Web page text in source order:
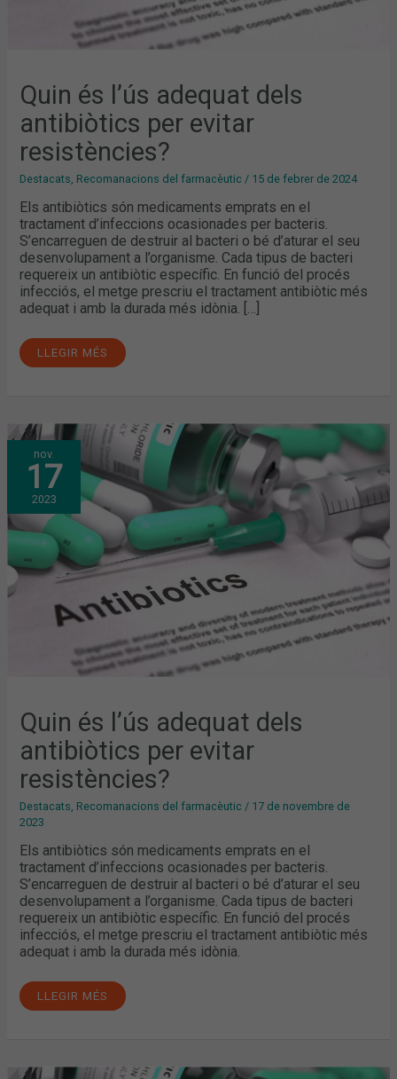
Quin és l’ús adequat dels
antibiòtics per evitar
resistències?
Destacats, Recomanacions del farmacèutic / 15 de febrer de 2024
Els antibiòtics són medicaments emprats en el
tractament d’infeccions ocasionades per bacteris.
S’encarreguen de destruir al bacteri o bé d’aturar el seu
desenvolupament a l’organisme. Cada tipus de bacteri
requereix un antibiòtic específic. En funció del procés
infecciós, el metge prescriu el tractament antibiòtic més
adequat i amb la durada més idònia. […]
LLEGIR MÉS
nov.
17
2023
Quin és l’ús adequat dels
antibiòtics per evitar
resistències?
Destacats, Recomanacions del farmacèutic / 17 de novembre de
2023
Els antibiòtics són medicaments emprats en el
tractament d’infeccions ocasionades per bacteris.
S’encarreguen de destruir al bacteri o bé d’aturar el seu
desenvolupament a l’organisme. Cada tipus de bacteri
requereix un antibiòtic específic. En funció del procés
infecciós, el metge prescriu el tractament antibiòtic més
adequat i amb la durada més idònia.
QUIN
ÉS
L’ÚS
ADEQUAT
DELS
ANTIBIÒTICS
PER
EVITAR
RESISTÈNCIES?
LLEGIR MÉS